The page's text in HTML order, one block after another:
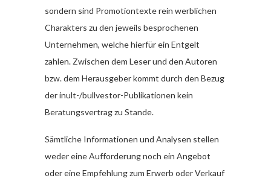
sondern sind Promotiontexte rein werblichen
Charakters zu den jeweils besprochenen
Unternehmen, welche hierfür ein Entgelt
zahlen. Zwischen dem Leser und den Autoren
bzw. dem Herausgeber kommt durch den Bezug
der inult-/bullvestor-Publikationen kein
Beratungsvertrag zu Stande.
Sämtliche Informationen und Analysen stellen
weder eine Aufforderung noch ein Angebot
oder eine Empfehlung zum Erwerb oder Verkauf